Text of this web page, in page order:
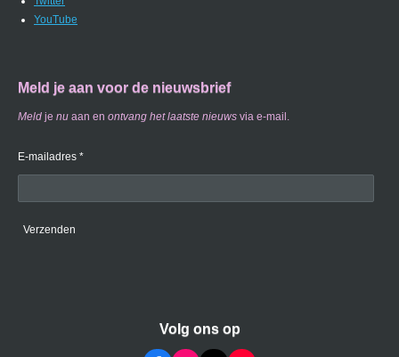
YouTube
Meld je aan voor de nieuwsbrief
Meld je nu aan en ontvang het laatste nieuws via e-mail.
E-mailadres *
Verzenden
Volg ons op